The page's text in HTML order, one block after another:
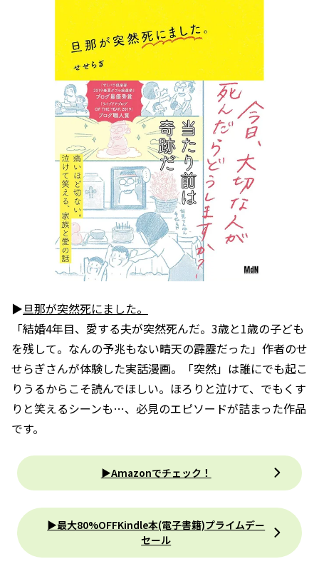
▶旦那が突然死にました。
「結婚4年目、愛する夫が突然死んだ。3歳と1歳の子ども
を残して。なんの予兆もない晴天の霹靂だった」作者のせ
せらぎさんが体験した実話漫画。「突然」は誰にでも起こ
りうるからこそ読んでほしい。ほろりと泣けて、でもくす
りと笑えるシーンも…、必見のエピソードが詰まった作品
です。
▶Amazonでチェック！
▶最大80%OFFKindle本(電子書籍)プライムデー
セール